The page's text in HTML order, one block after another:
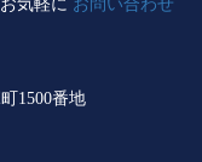
1500番地